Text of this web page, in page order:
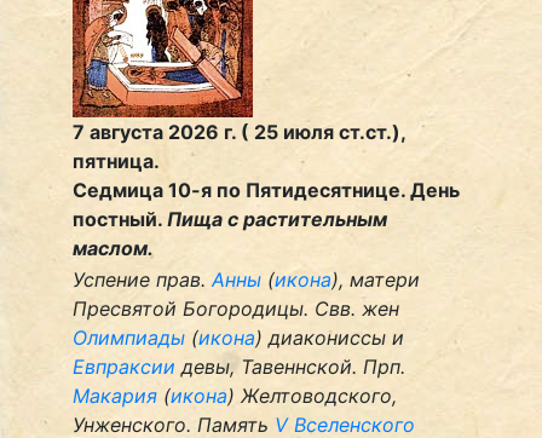
7 августа 2026 г. ( 25 июля ст.ст.),
пятница.
Седмица 10-я по Пятидесятнице. День
постный. Пища с растительным
маслом.
Успение прав. Анны(икона), матери
Пресвятой Богородицы. Свв. жен
Олимпиады(икона) диакониссы и
Евпраксии девы, Тавеннской. Прп.
Макария(икона) Желтоводского,
Унженского. Память V Вселенского